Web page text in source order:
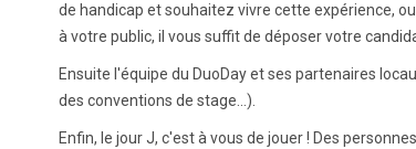
de handicap et souhaitez vivre cette expérience,
à votre public, il vous suffit de déposer votre
Ensuite l'équipe du DuoDay et ses partenaires
des conventions de stage…).
Enfin, le jour J, c'est à vous de jouer ! Des